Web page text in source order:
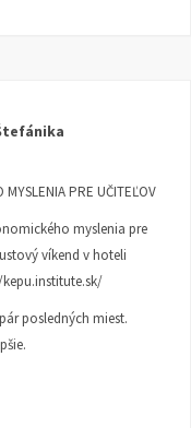
MYSLENIA PRE UČITEĽOV
myslenia pre
víkend v hoteli
posledných miest.